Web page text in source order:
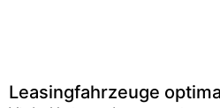
Leasingfahrzeuge